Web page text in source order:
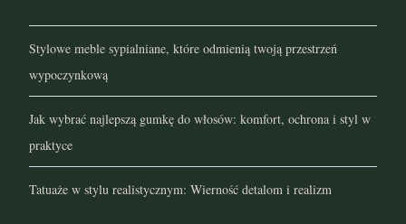
wrzesień 2021
czerwiec 2021
maj 2021
Stylowe meble sypialniane, które odmienią twoją przestrzeń
wypoczynkową
Jak wybrać najlepszą gumkę do włosów: komfort, ochrona i styl w
praktyce
Tatuaże w stylu realistycznym: Wierność detalom i realizm